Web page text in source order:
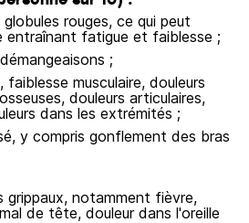
rouges, ce qui peut
entraînant fatigue et faiblesse ;
;
faiblesse musculaire, douleurs
douleurs articulaires,
dans les extrémités ;
y compris gonflement des bras
grippaux, notamment fièvre,
de tête, douleur dans l'oreille